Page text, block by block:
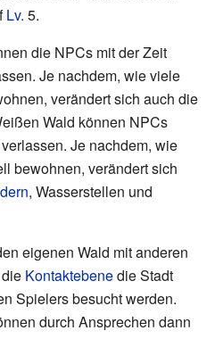
Lv. 5.
die NPCs mit der Zeit
Je nachdem, wie viele
verändert sich auch die
Wald können NPCs
Je nachdem, wie
bewohnen, verändert sich
, Wasserstellen und
eigenen Wald mit anderen
Kontaktebenedie Stadt
Spielers besucht werden.
durch Ansprechen dann